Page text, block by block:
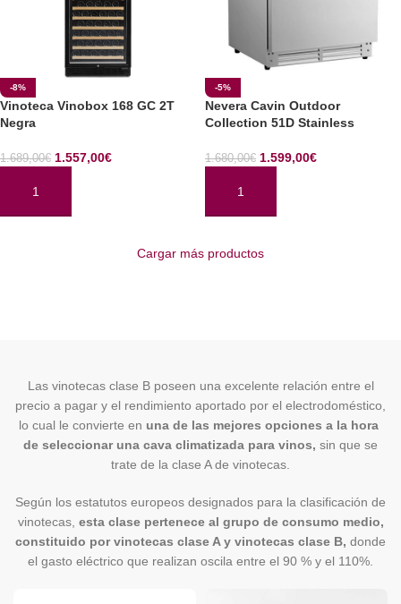
-8%
Vinoteca Vinobox 168 GC 2T
Negra
1.689,00€ 1.557,00€
AÑADIR AL CARRITO
-5%
Nevera Cavin Outdoor
Collection 51D Stainless
1.680,00€ 1.599,00€
AÑADIR AL CARRITO
Cargar más productos
Las vinotecas clase B poseen una excelente relación entre el
precio a pagar y el rendimiento aportado por el electrodoméstico,
lo cual le convierte en una de las mejores opciones a la hora
de seleccionar una cava climatizada para vinos, sin que se
trate de la clase A de vinotecas.
Según los estatutos europeos designados para la clasificación de
vinotecas, esta clase pertenece al grupo de consumo medio,
constituido por vinotecas clase A y vinotecas clase B, donde
el gasto eléctrico que realizan oscila entre el 90 % y el 110%.